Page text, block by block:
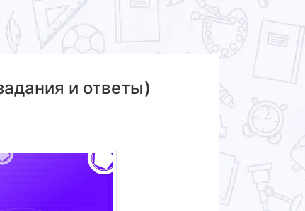
и ответы)